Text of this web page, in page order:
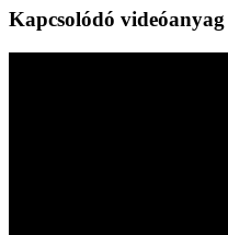
Kapcsolódó videóanyag